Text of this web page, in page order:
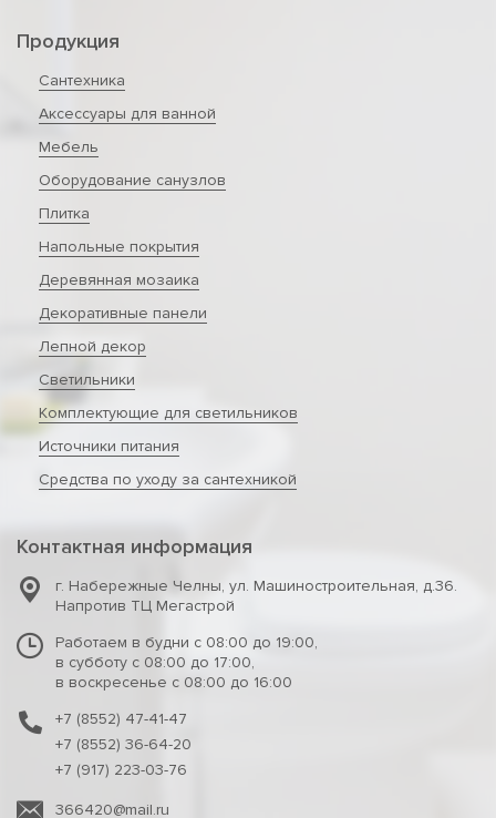
Продукция
Сантехника
Аксессуары для ванной
Мебель
Оборудование санузлов
Плитка
Напольные покрытия
Деревянная мозаика
Декоративные панели
Лепной декор
Светильники
Комплектующие для светильников
Источники питания
Средства по уходу за сантехникой
Контактная информация
г. Набережные Челны, ул. Машиностроительная, д.36.
Напротив ТЦ Мегастрой
Работаем в будни с 08:00 до 19:00,
в субботу с 08:00 до 17:00,
в воскресенье с 08:00 до 16:00
+7 (8552) 47-41-47
+7 (8552) 36-64-20
+7 (917) 223-03-76
366420@mail.ru